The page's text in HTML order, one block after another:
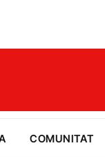
COMUNITAT